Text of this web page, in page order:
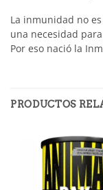
La inmunidad no
una necesidad
Por eso nació la
PRODUCTOS